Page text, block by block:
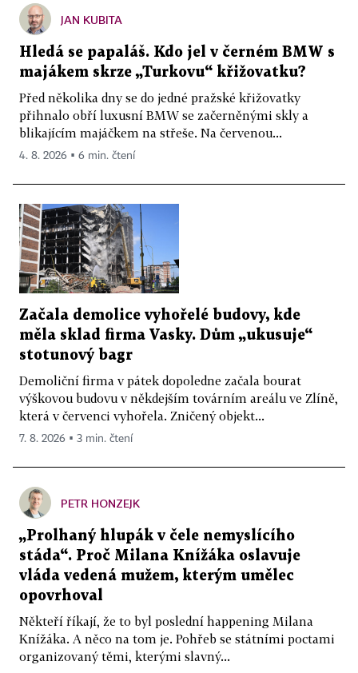
JAN KUBITA
Hledá se papaláš. Kdo jel v černém BMW s
majákem skrze „Turkovu“ křižovatku?
Před několika dny se do jedné pražské křižovatky
přihnalo obří luxusní BMW se začerněnými skly a
blikajícím majáčkem na střeše. Na červenou...
4. 8. 2026 ▪ 6 min. čtení
Začala demolice vyhořelé budovy, kde
měla sklad firma Vasky. Dům „ukusuje“
stotunový bagr
Demoliční firma v pátek dopoledne začala bourat
výškovou budovu v někdejším továrním areálu ve Zlíně,
která v červenci vyhořela. Zničený objekt...
7. 8. 2026 ▪ 3 min. čtení
PETR HONZEJK
„Prolhaný hlupák v čele nemyslícího
stáda“. Proč Milana Knížáka oslavuje
vláda vedená mužem, kterým umělec
opovrhoval
Někteří říkají, že to byl poslední happening Milana
Knížáka. A něco na tom je. Pohřeb se státními poctami
organizovaný těmi, kterými slavný...